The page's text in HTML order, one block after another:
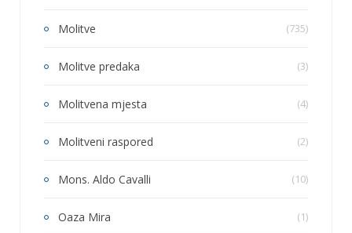
Molitve (735)
Molitve predaka (3)
Molitvena mjesta (4)
Molitveni raspored (2)
Mons. Aldo Cavalli (10)
Oaza Mira (1)